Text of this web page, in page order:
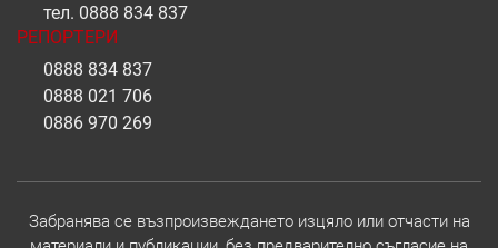
тел. 0888 834 837
РЕПОРТЕРИ
0888 834 837
0888 021 706
0886 970 269
Забранява се възпроизвеждането изцяло или отчасти на